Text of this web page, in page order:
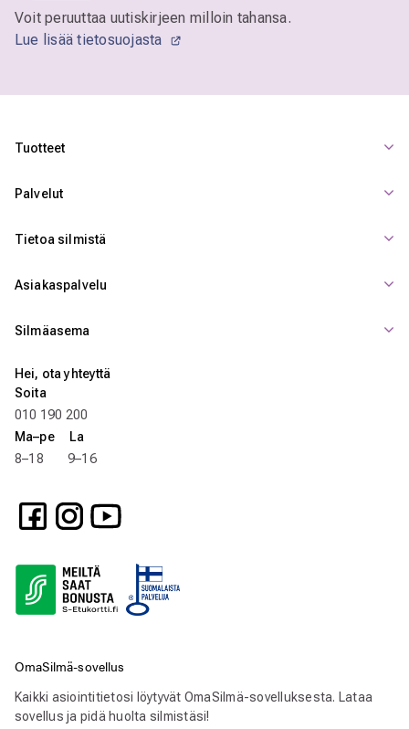
Voit peruuttaa uutiskirjeen milloin tahansa.
Lue lisää tietosuojasta
Tuotteet
Palvelut
Tietoa silmistä
Asiakaspalvelu
Silmäasema
Hei, ota yhteyttä
Soita
010 190 200
Ma–pe La
8–18 9–16
OmaSilmä-sovellus
Kaikki asiointitietosi löytyvät OmaSilmä-sovelluksesta. Lataa
sovellus ja pidä huolta silmistäsi!